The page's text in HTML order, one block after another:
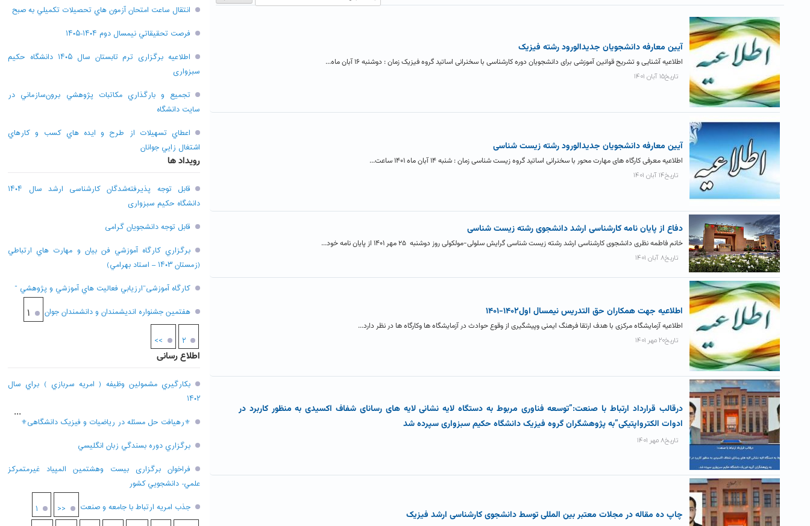
آیین معارفه دانشجویان جدیدالورود رشته فیزیک
اطلاعیه آشنایی و تشریح قوانین آموزشی برای دانشجویان دوره کارشناسی با سخنرانی اساتید گروه فیزیک زمان : دوشنبه ۱۶ آبان ماه...
تاریخ۱۵ آبان ۱۴۰۱
آیین معارفه دانشجویان جدیدالورود رشته زیست شناسی
اطلاعیه معرفی کارگاه های مهارت محور با سخنرانی اساتید گروه زیست شناسی زمان : شنبه ۱۴ آبان ماه ۱۴۰۱ ساعت...
تاریخ۱۴ آبان ۱۴۰۱
دفاع از پایان نامه کارشناسی ارشد دانشجوی رشته زیست شناسی
خانم فاطمه نظری دانشجوی کارشناسی ارشد رشته زیست شناسی گرایش سلولی-مولکولی روز دوشنبه ۲۵ مهر ۱۴۰۱ از پایان نامه خود...
تاریخ۸ آبان ۱۴۰۱
اطلاعیه جهت همکاران حق التدریس نیمسال اول۱۴۰۲-۱۴۰۱
اطلاعیه آزمایشگاه مرکزی با هدف ارتقا فرهنگ ایمنی وپیشگیری از وقوع حوادث در آزمایشگاه ها وکارگاه ها در نظر دارد...
تاریخ۲۰ مهر ۱۴۰۱
درقالب قرارداد ارتباط با صنعت:”توسعه فناوری مربوط به دستگاه لایه نشانی لایه های رسانای شفاف اکسیدی به منظور کاربرد در
ادوات الکترواپتیکی”به پژوهشگران گروه فیزیک دانشگاه حکیم سبزواری سپرده شد
تاریخ۸ مهر ۱۴۰۱
چاپ ده مقاله در مجلات معتبر بین المللی توسط دانشجوی کارشناسی ارشد فیزیک
انتقال ساعت امتحان آزمون هاي تحصيلات تکميلي به صبح
فرصت تحقيقاتي نیمسال دوم ۱۴۰۴-۱۴۰۵
اطلاعیه برگزاری ترم تابستان سال ۱۴۰۵ دانشگاه حکیم
سبزواری
تجميع و بارگذاري مکاتبات پژوهشي برون‌سازماني در
سايت دانشگاه
اعطاي تسهيلات از طرح و ايده هاي کسب و کارهاي
اشتغال زايي جوانان
رویداد ها
قابل توجه پذیرفته‌شدگان کارشناسی ارشد سال ۱۴۰۴
دانشگاه حکیم سبزواری
قابل توجه دانشجویان گرامی
برگزاري کارگاه آموزشي فن بيان و مهارت هاي ارتباطي
(زمستان ۱۴۰۳ – استاد بهرامي)
کارگاه آموزشی”ارزيابي فعاليت هاي آموزشي و پژوهشي “
هفتمين جشنواره انديشمندان و دانشمندان جوان
۱
۲ >>
اطلاع رسانی
بکارگيري مشمولين وظيفه ( امريه سربازي ) براي سال
۱۴۰۲
⚜رهیافت حل مسئله در ریاضیات و فیزیک دانشگاهی⚜
برگزاري دوره بسندگي زبان انگليسي
فراخوان برگزاری بيست وهشتمين المپياد غيرمتمركز
علمي- دانشجويي كشور
جذب امریه ارتباط با جامعه و صنعت
<< ۱
...